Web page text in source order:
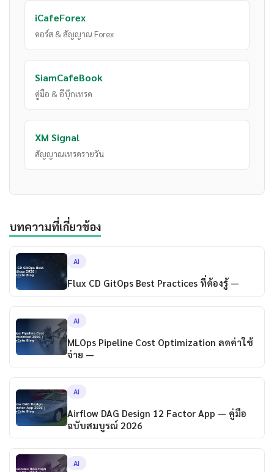
iCafeForex
คอร์ส & สัญญาณ Forex
SiamCafeBook
คู่มือ & อีบุ๊กเทรด
XM Signal
สัญญาณเทรดรายวัน
บทความที่เกี่ยวข้อง
AI
Flux CD GitOps Best Practices ที่ต้องรู้ —
AI
MLOps Pipeline Cost Optimization ลดค่าใช้
จ่าย —
AI
Airflow DAG Design 12 Factor App — คู่มือ
ฉบับสมบูรณ์ 2026
AI